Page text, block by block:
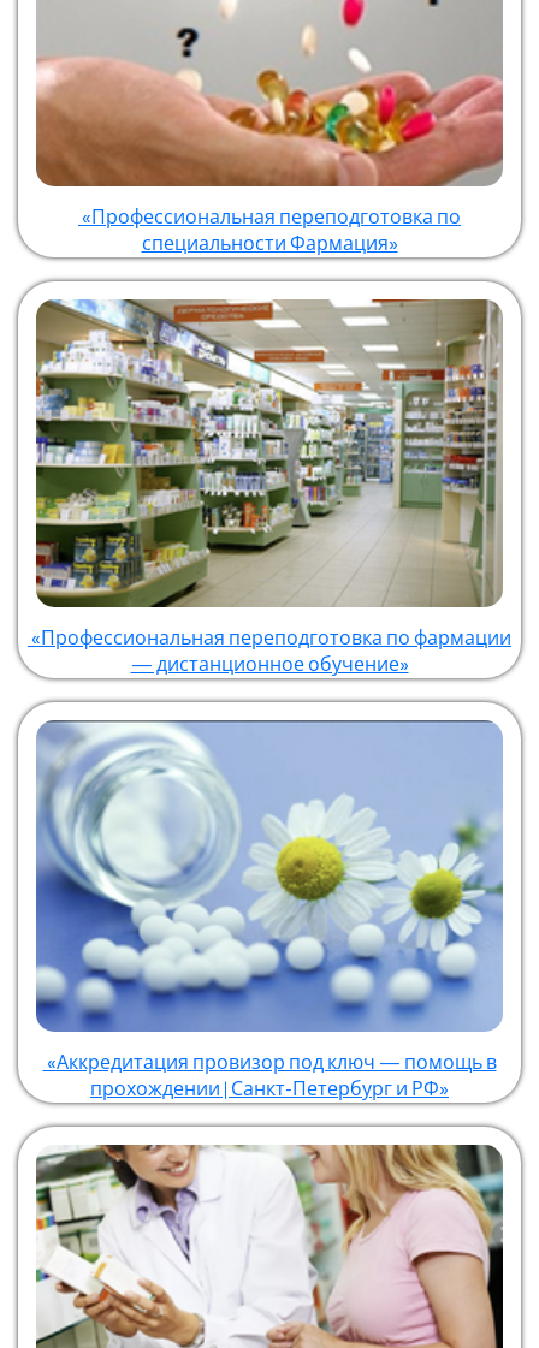
«Профессиональная переподготовка по
специальности Фармация»
«Профессиональная переподготовка по фармации
— дистанционное обучение»
«Аккредитация провизор под ключ — помощь в
прохождении | Санкт-Петербург и РФ»